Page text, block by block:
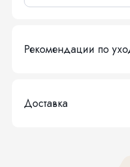
Рекомендации по
Доставка